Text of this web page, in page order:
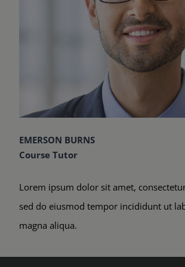
EMERSON BURNS
Course Tutor
Lorem ipsum dolor sit amet,
sed do eiusmod tempor incididunt ut
magna aliqua.